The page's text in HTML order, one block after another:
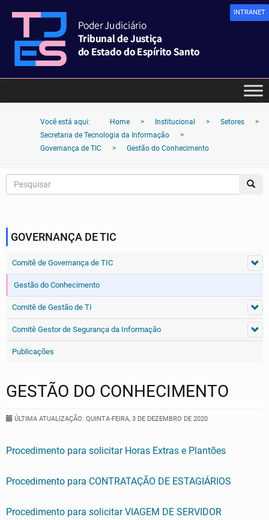
INTRANET
Você está aqui: Home > Institucional > Setores
>
Secretaria de Tecnologia da Informação
>
Governança de TIC
> Gestão do Conhecimento
GOVERNANÇA DE TIC
Comitê de Governança de TIC
Gestão do Conhecimento
Comitê de Gestão de TI
Comitê Gestor de Segurança da Informação
Publicações
GESTÃO DO CONHECIMENTO
ÚLTIMA ATUALIZAÇÃO: QUINTA-FEIRA, 3 DE DEZEMBRO DE 2020
Procedimento para solicitar Horas Extras e Plantões
Procedimento para CONTRATAÇÃO DE ESTAGIÁRIOS
Procedimento para solicitar VIAGEM DE SERVIDOR